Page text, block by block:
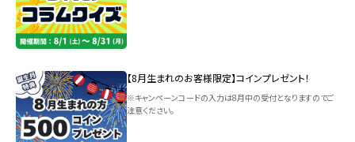
【8月生まれのお客様限定】コインプレゼント！
※キャンペーンコードの入力は8月中の受付となりますのでご
注意ください。